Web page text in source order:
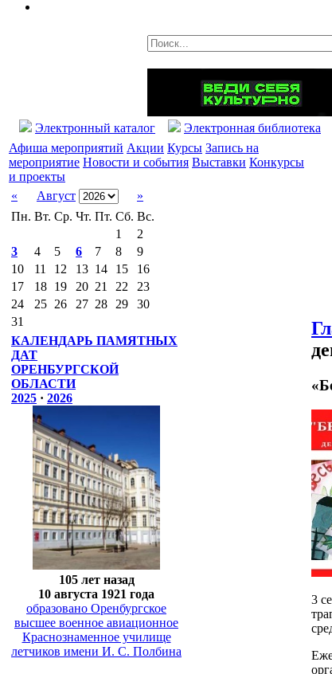
Электронный каталог Электронная библиотека
Афиша мероприятий Акции Курсы Запись на
мероприятие Новости и события Выставки Конкурсы
и проекты
«
Август
»
Пн. Вт. Ср. Чт. Пт. Сб. Вс.
1
2
3
4 5 6 7 8
9
10
11 12 13 14 15
16
17
18 19 20 21 22
23
24
25 26 27 28 29
30
31
КАЛЕНДАРЬ ПАМЯТНЫХ
ДАТ
ОРЕНБУРГСКОЙ
ОБЛАСТИ
2025 · 2026
105 лет назад
10 августа 1921 года
образовано Оренбургское
высшее военное авиационное
Краснознаменное училище
летчиков имени И. С. Полбина
3